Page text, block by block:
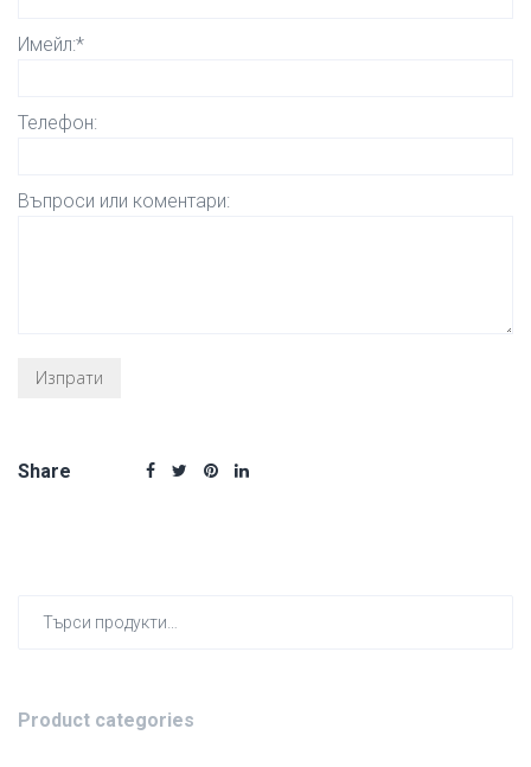
Имейл:*
Телефон:
Въпроси или коментари:
Share
Product categories